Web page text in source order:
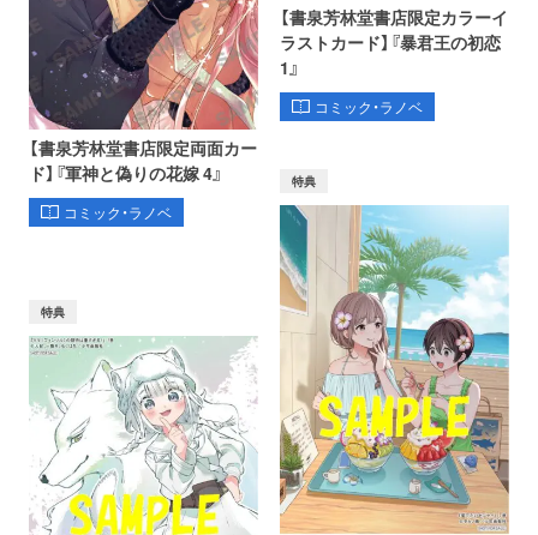
【書泉芳林堂書店限定両面カー
ド】『軍神と偽りの花嫁 4』
コミック・ラノベ
【書泉芳林堂書店限定カラーイ
ラストカード】『暴君王の初恋
1』
コミック・ラノベ
特典
特典